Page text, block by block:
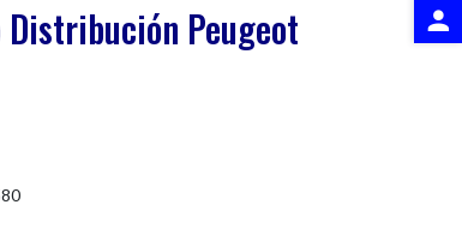
Distribución Peugeot